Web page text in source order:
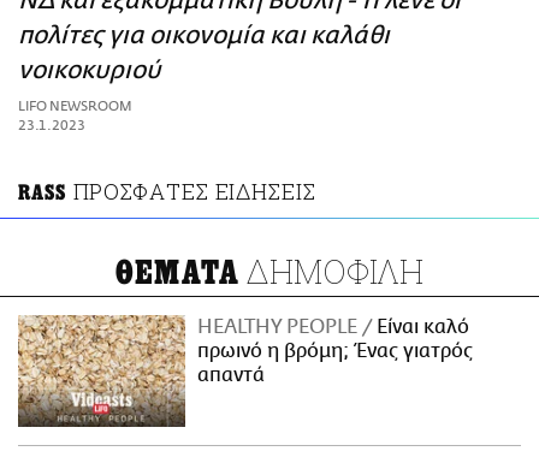
ΑΜΠΑ
PRINT
πολίτες για οικονομία και καλάθι
νοικοκυριού
LIFO NEWSROOM
23.1.2023
RASS ΠΡΟΣΦΑΤΕΣ ΕΙΔΗΣΕΙΣ
ΘΕΜΑΤΑ ΔΗΜΟΦΙΛΗ
HEALTHY PEOPLE
Είναι καλό
πρωινό η βρόμη; Ένας γιατρός
απαντά